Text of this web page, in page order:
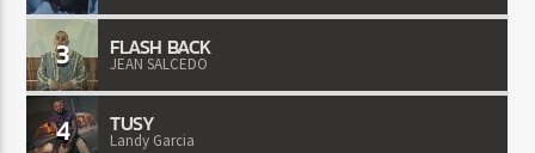
3 FLASH BACK
JEAN SALCEDO
4 TUSY
Landy Garcia